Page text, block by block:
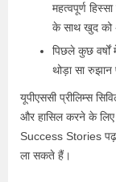
महत्वपूर्ण
के साथ खुद को
पिछले कुछ वर्षों
थोड़ा सा रुझान
यूपीएससी प्रीलिम्स
और हासिल करने के लिए
Success Stories
ला सकते हैं।